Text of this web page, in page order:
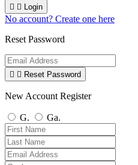
  Login
No account? Create one here
Reset Password
  Reset Password
New Account Register
G. Ga.